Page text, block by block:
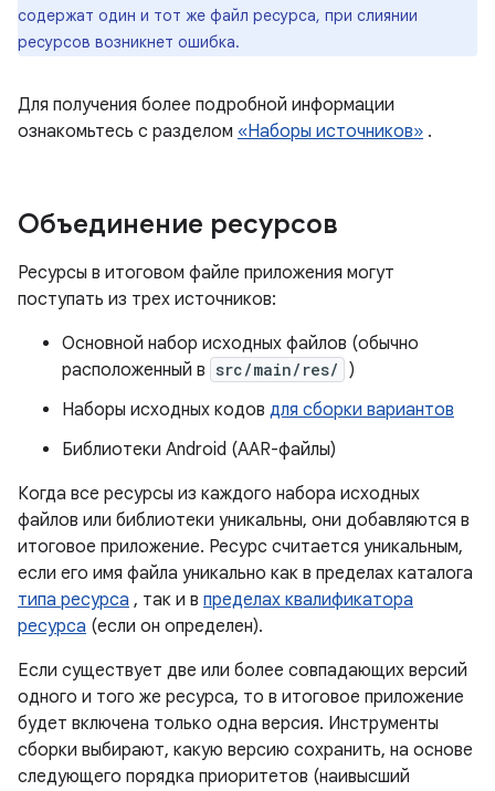
содержат один и тот же файл ресурса, при слиянии
ресурсов возникнет ошибка.
Для получения более подробной информации
ознакомьтесь с разделом «Наборы источников» .
Объединение ресурсов
Ресурсы в итоговом файле приложения могут
поступать из трех источников:
Основной набор исходных файлов (обычно
расположенный в src/main/res/
)
Наборы исходных кодов для сборки вариантов
Библиотеки Android (AAR-файлы)
Когда все ресурсы из каждого набора исходных
файлов или библиотеки уникальны, они добавляются в
итоговое приложение. Ресурс считается уникальным,
если его имя файла уникально как в пределах каталога
типа ресурса , так и в пределах квалификатора
ресурса (если он определен).
Если существует две или более совпадающих версий
одного и того же ресурса, то в итоговое приложение
будет включена только одна версия. Инструменты
сборки выбирают, какую версию сохранить, на основе
следующего порядка приоритетов (наивысший